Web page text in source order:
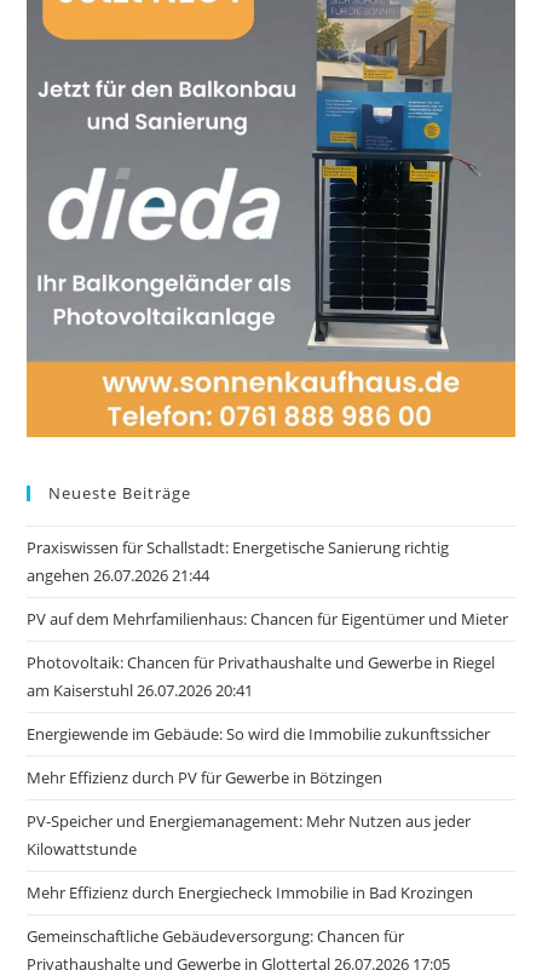
Neueste Beiträge
Praxiswissen für Schallstadt: Energetische Sanierung richtig
angehen 26.07.2026 21:44
PV auf dem Mehrfamilienhaus: Chancen für Eigentümer und Mieter
Photovoltaik: Chancen für Privathaushalte und Gewerbe in Riegel
am Kaiserstuhl 26.07.2026 20:41
Energiewende im Gebäude: So wird die Immobilie zukunftssicher
Mehr Effizienz durch PV für Gewerbe in Bötzingen
PV-Speicher und Energiemanagement: Mehr Nutzen aus jeder
Kilowattstunde
Mehr Effizienz durch Energiecheck Immobilie in Bad Krozingen
Gemeinschaftliche Gebäudeversorgung: Chancen für
Privathaushalte und Gewerbe in Glottertal 26.07.2026 17:05